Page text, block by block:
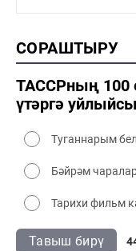
1990-2000
2000 сәнәгать
2000
СОРАШТЫРУ
ТАССРның 100
үтәргә
Туганнарым
Бәйрәм
Тарихи фильм
Тавыш бирү